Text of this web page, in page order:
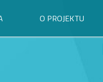
O PROJEKTU